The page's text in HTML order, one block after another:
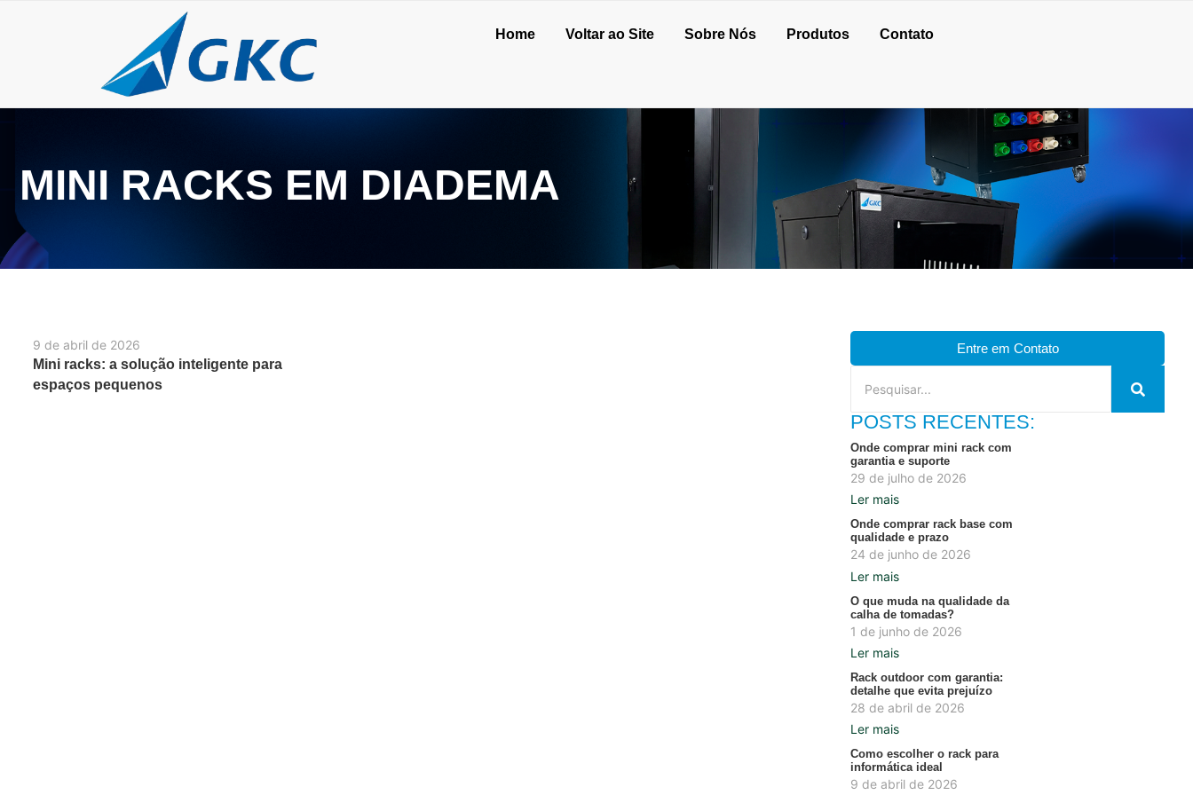
Home Voltar ao Site Sobre Nós Produtos Contato
MINI RACKS EM DIADEMA
9 de abril de 2026
Mini racks: a solução inteligente para
espaços pequenos
Entre em Contato
POSTS RECENTES:
Onde comprar mini rack com
garantia e suporte
29 de julho de 2026
Ler mais
Onde comprar rack base com
qualidade e prazo
24 de junho de 2026
Ler mais
O que muda na qualidade da
calha de tomadas?
1 de junho de 2026
Ler mais
Rack outdoor com garantia:
detalhe que evita prejuízo
28 de abril de 2026
Ler mais
Como escolher o rack para
informática ideal
9 de abril de 2026